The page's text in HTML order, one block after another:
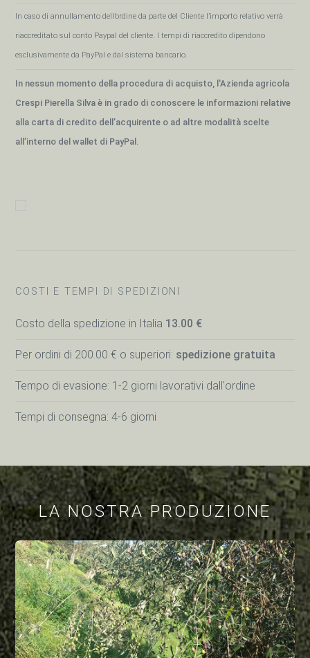
In caso di annullamento dell’ordine da parte del Cliente l’importo relativo verrà
riaccreditato sul conto Paypal del cliente. I tempi di riaccredito dipendono
esclusivamente da PayPal e dal sistema bancario.
In nessun momento della procedura di acquisto, l'Azienda agricola
Crespi Pierella Silva è in grado di conoscere le informazioni relative
alla carta di credito dell’acquirente o ad altre modalità scelte
all’interno del wallet di PayPal.
COSTI E TEMPI DI SPEDIZIONI
Costo della spedizione in Italia 13.00 €
Per ordini di 200.00 € o superiori: spedizione gratuita
Tempo di evasione: 1-2 giorni lavorativi dall'ordine
Tempi di consegna: 4-6 giorni
LA NOSTRA PRODUZIONE